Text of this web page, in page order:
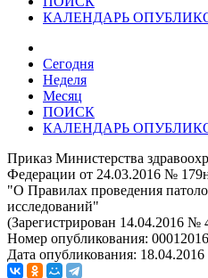
КАЛЕНДАРЬ
Сегодня
Неделя
Месяц
ПОИСК
КАЛЕНДАРЬ
Приказ Министерства
Федерации от 24.03.2016 №
"О Правилах проведения
исследований"
(Зарегистрирован 14.04.2016 №
Номер опубликования:
Дата опубликования: 18.04.2016